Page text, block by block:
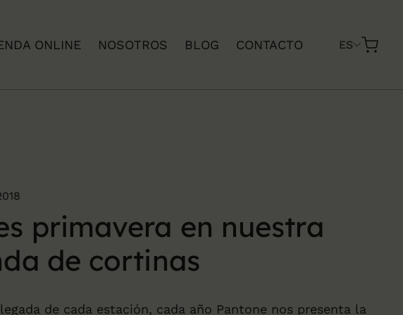
ONLINE NOSOTROS BLOG CONTACTO ES
primavera en nuestra
de cortinas
de cada estación, cada año Pantone nos presenta la